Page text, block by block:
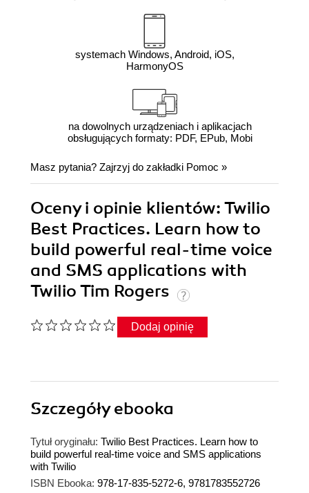
systemach Windows, Android, iOS,
HarmonyOS
na dowolnych urządzeniach i aplikacjach
obsługujących formaty: PDF, EPub, Mobi
Masz pytania? Zajrzyj do zakładki Pomoc »
Oceny i opinie klientów: Twilio
Best Practices. Learn how to
build powerful real-time voice
and SMS applications with
Twilio Tim Rogers
Dodaj opinię
Szczegółyebooka
Tytuł oryginału: Twilio Best Practices. Learn how to
build powerful real-time voice and SMS applications
with Twilio
ISBN Ebooka: 978-17-835-5272-6, 9781783552726